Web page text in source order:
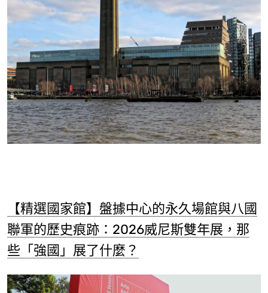
【精選國家館】盤據中心的永久場館與八國
聯軍的歷史痕跡：2026威尼斯雙年展，那
些「強國」展了什麼？